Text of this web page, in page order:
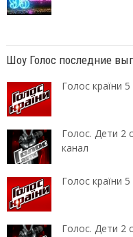
Шоу Голос последние
Голос країни
Голос. Дети 2
канал
Голос країни
Голос. Дети 2